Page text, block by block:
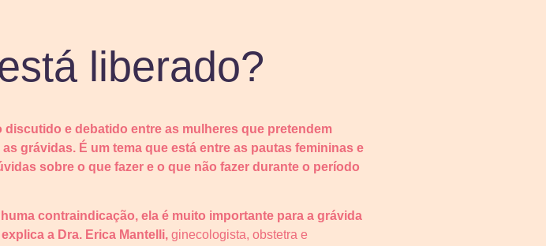
liberado?
e debatido entre as mulheres que pretendem
grávidas. É um tema que está entre as pautas femininas e
sobre o que fazer e o que não fazer durante o período
contraindicação, ela é muito importante para a grávida
a Dra. Erica Mantelli, ginecologista, obstetra e